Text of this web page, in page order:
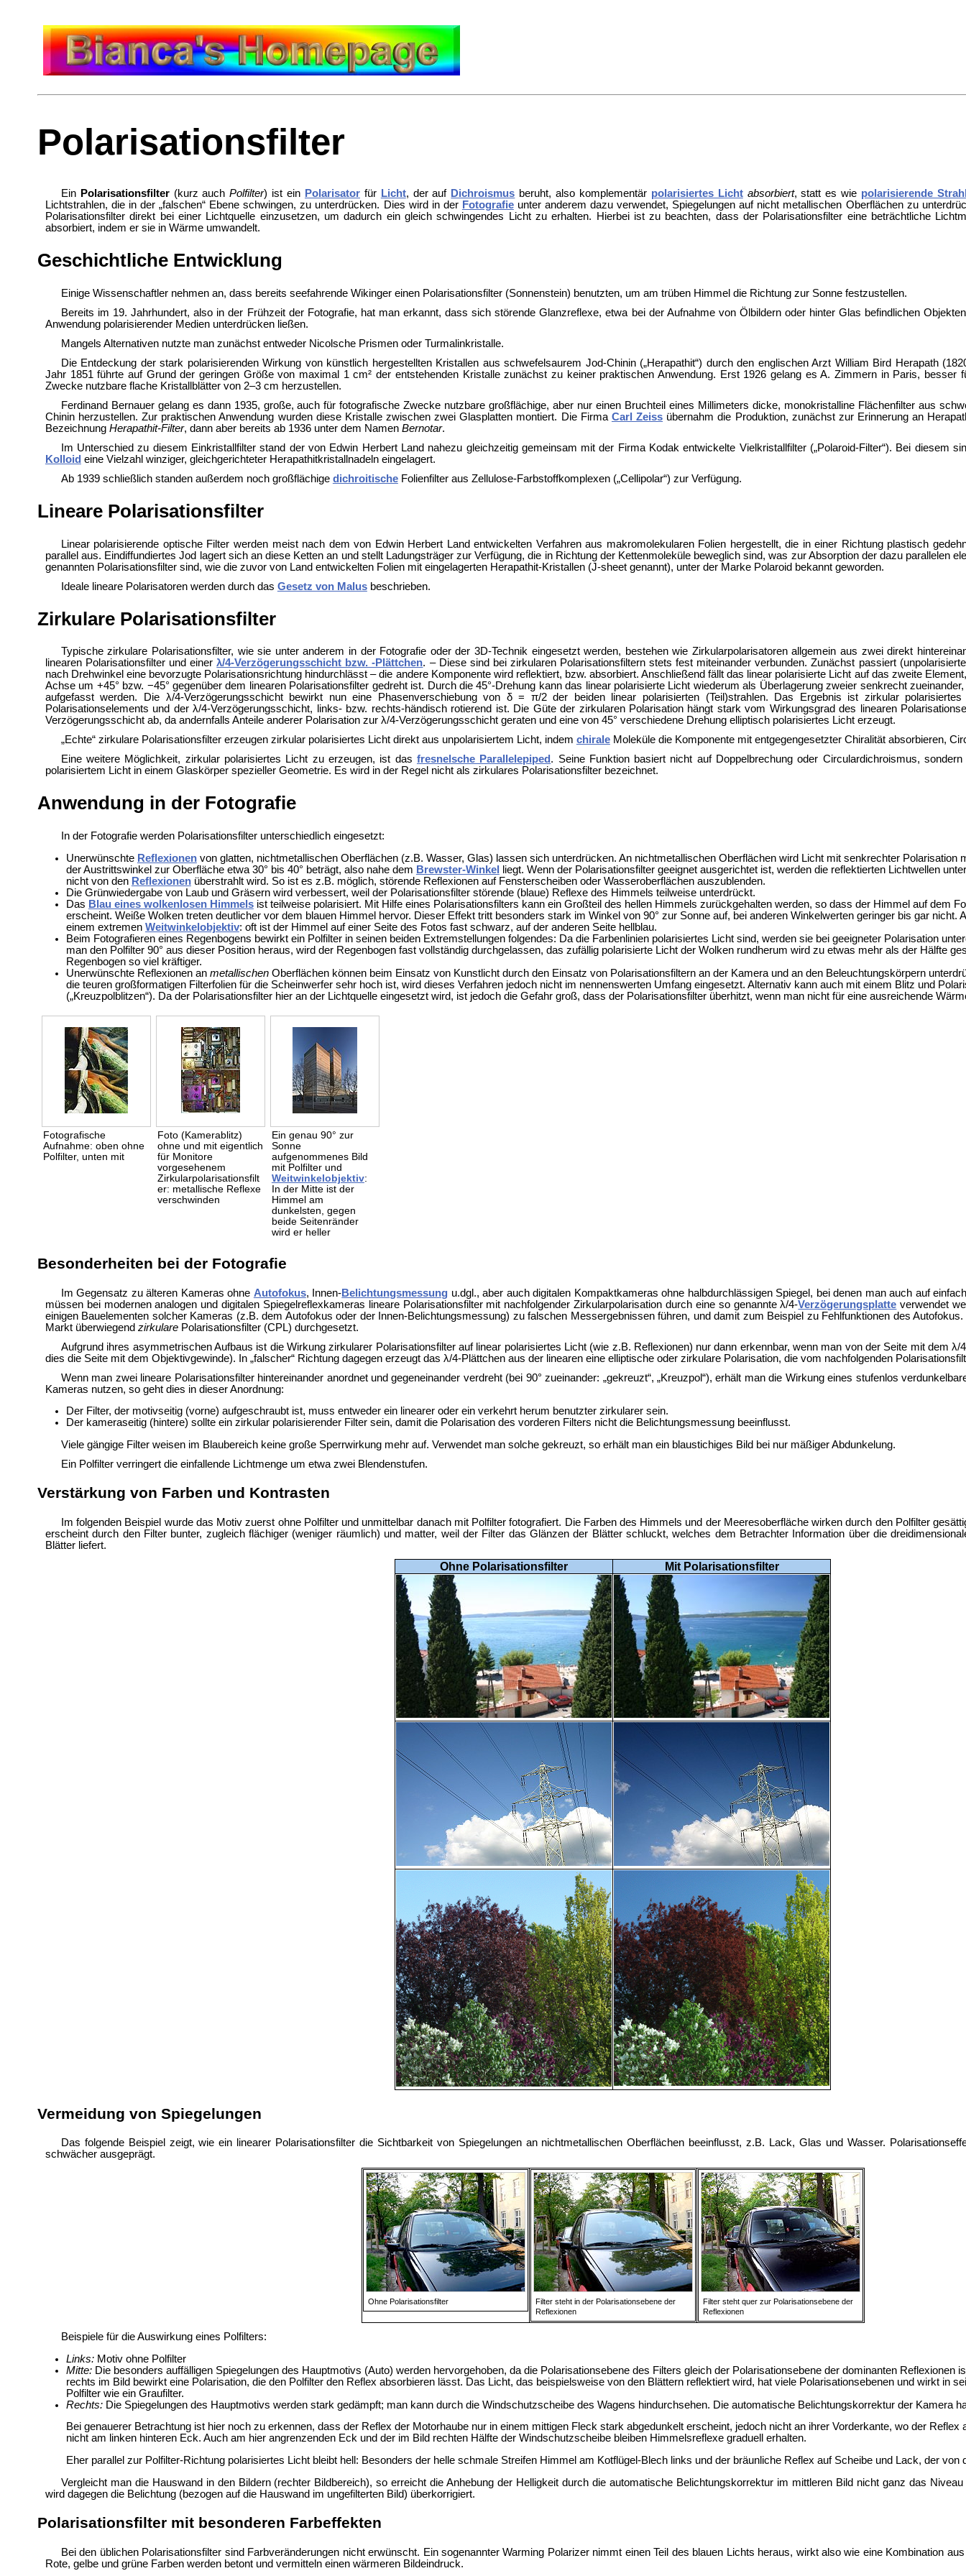
Polarisationsfilter
Ein Polarisationsfilter(kurz auchPolfilter) ist ein Polarisator für Licht, der auf Dichroismus beruht, also komplementär polarisiertes Licht absorbiert, statt es wie polarisierende
Lichtstrahlen, die in der „falschen“ Ebene schwingen, zu unterdrücken. Dies wird in der Fotografieunter anderem dazu verwendet, Spiegelungen auf nicht metallischen Oberflächen zu
Polarisationsfilter direkt bei einer Lichtquelle einzusetzen, um dadurch ein gleich schwingendes Licht zu erhalten. Hierbei ist zu beachten, dass der Polarisationsfilter eine beträchtliche
absorbiert, indem er sie in Wärme umwandelt.
Geschichtliche Entwicklung
Einige Wissenschaftler nehmen an, dass bereits seefahrende Wikinger einen Polarisationsfilter (Sonnenstein) benutzten, um am trüben Himmel die Richtung zur Sonne festzustellen.
Bereits im 19. Jahrhundert, also in der Frühzeit der Fotografie, hat man erkannt, dass sich störende Glanzreflexe, etwa bei der Aufnahme von Ölbildern oder hinter Glas befindlichen
Anwendung polarisierender Medien unterdrücken ließen.
Mangels Alternativen nutzte man zunächst entweder Nicolsche Prismen oder Turmalinkristalle.
Die Entdeckung der stark polarisierenden Wirkung von künstlich hergestellten Kristallen aus schwefelsaurem Jod-Chinin („Herapathit“) durch den englischen Arzt William Bird Herapath
Jahr 1851 führte auf Grund der geringen Größe von maximal 1 cm² der entstehenden Kristalle zunächst zu keiner praktischen Anwendung. Erst 1926 gelang es A. Zimmern in Paris, besser
Zwecke nutzbare flache Kristallblätter von 2–3 cm herzustellen.
Ferdinand Bernauer gelang es dann 1935, große, auch für fotografische Zwecke nutzbare großflächige, aber nur einen Bruchteil eines Millimeters dicke, monokristalline Flächenfilter aus
Chinin herzustellen. Zur praktischen Anwendung wurden diese Kristalle zwischen zwei Glasplatten montiert. Die Firma Carl Zeiss übernahm die Produktion, zunächst zur Erinnerung an
Bezeichnung Herapathit-Filter, dann aber bereits ab 1936 unter dem Namen Bernotar.
Im Unterschied zu diesem Einkristallfilter stand der von Edwin Herbert Land nahezu gleichzeitig gemeinsam mit der Firma Kodak entwickelte Vielkristallfilter („Polaroid-Filter“). Bei diesem
Kolloid eine Vielzahl winziger, gleichgerichteter Herapathitkristallnadeln eingelagert.
Ab 1939 schließlich standen außerdem noch großflächige dichroitischeFolienfilter aus Zellulose-Farbstoffkomplexen („Cellipolar“) zur Verfügung.
Lineare Polarisationsfilter
Linear polarisierende optische Filter werden meist nach dem von Edwin Herbert Land entwickelten Verfahren aus makromolekularen Folien hergestellt, die in einer Richtung plastisch
parallel aus. Eindiffundiertes Jod lagert sich an diese Ketten an und stellt Ladungsträger zur Verfügung, die in Richtung der Kettenmoleküle beweglich sind, was zur Absorption der dazu parallelen
genannten Polarisationsfilter sind, wie die zuvor von Land entwickelten Folien mit eingelagerten Herapathit-Kristallen (J-sheet genannt), unter der Marke Polaroid bekannt geworden.
Ideale lineare Polarisatoren werden durch das Gesetz von Malusbeschrieben.
Zirkulare Polarisationsfilter
Typische zirkulare Polarisationsfilter, wie sie unter anderem in der Fotografie oder der 3D-Technik eingesetzt werden, bestehen wie Zirkularpolarisatoren allgemein aus zwei direkt
linearen Polarisationsfilter und einerλ/4-Verzögerungsschicht bzw. -Plättchen. – Diese sind bei zirkularen Polarisationsfiltern stets fest miteinander verbunden. Zunächst passiert
nach Drehwinkel eine bevorzugte Polarisationsrichtung hindurchlässt – die andere Komponente wird reflektiert, bzw. absorbiert. Anschließend fällt das linear polarisierte Licht auf das zweite
Achse um +45° bzw. −45° gegenüber dem linearen Polarisationsfilter gedreht ist. Durch die 45°-Drehung kann das linear polarisierte Licht wiederum als Überlagerung zweier senkrecht
aufgefasst werden. Die λ/4-Verzögerungsschicht bewirkt nun eine Phasenverschiebung von δ = π/2 der beiden linear polarisierten (Teil)strahlen. Das Ergebnis ist zirkular
Polarisationselements und der λ/4-Verzögerungsschicht, links- bzw. rechts-händisch rotierend ist. Die Güte der zirkularen Polarisation hängt stark vom Wirkungsgrad des linearen
Verzögerungsschicht ab, da andernfalls Anteile anderer Polarisation zur λ/4-Verzögerungsschicht geraten und eine von 45° verschiedene Drehung elliptisch polarisiertes Licht erzeugt.
„Echte“ zirkulare Polarisationsfilter erzeugen zirkular polarisiertes Licht direkt aus unpolarisiertem Licht, indem chiraleMoleküle die Komponente mit entgegengesetzter Chiralität absorbieren,
Eine weitere Möglichkeit, zirkular polarisiertes Licht zu erzeugen, ist das fresnelsche Parallelepiped . Seine Funktion basiert nicht auf Doppelbrechung oder Circulardichroismus,
polarisiertem Licht in einem Glaskörper spezieller Geometrie. Es wird in der Regel nicht als zirkulares Polarisationsfilter bezeichnet.
Anwendung in der Fotografie
In der Fotografie werden Polarisationsfilter unterschiedlich eingesetzt:
Unerwünschte Reflexionenvon glatten, nichtmetallischen Oberflächen (z.B. Wasser, Glas) lassen sich unterdrücken. An nichtmetallischen Oberflächen wird Licht mit senkrechter Polarisation
der Austrittswinkel zur Oberfläche etwa 30° bis 40° beträgt, also nahe dem Brewster-Winkel
liegt. Wenn der Polarisationsfilter geeignet ausgerichtet ist, werden die reflektierten Lichtwellen
nicht von den Reflexionenüberstrahlt wird. So ist es z.B. möglich, störende Reflexionen auf Fensterscheiben oder Wasseroberflächen auszublenden.
Die Grünwiedergabe von Laub und Gräsern wird verbessert, weil der Polarisationsfilter störende (blaue) Reflexe des Himmels teilweise unterdrückt.
Das Blau eines wolkenlosen Himmelsist teilweise polarisiert. Mit Hilfe eines Polarisationsfilters kann ein Großteil des hellen Himmels zurückgehalten werden, so dass der Himmel auf dem
erscheint. Weiße Wolken treten deutlicher vor dem blauen Himmel hervor. Dieser Effekt tritt besonders stark im Winkel von 90° zur Sonne auf, bei anderen Winkelwerten geringer bis gar nicht.
einem extremen Weitwinkelobjektiv: oft ist der Himmel auf einer Seite des Fotos fast schwarz, auf der anderen Seite hellblau.
Beim Fotografieren eines Regenbogens bewirkt ein Polfilter in seinen beiden Extremstellungen folgendes: Da die Farbenlinien polarisiertes Licht sind, werden sie bei geeigneter Polarisation
man den Polfilter 90° aus dieser Position heraus, wird der Regenbogen fast vollständig durchgelassen, das zufällig polarisierte Licht der Wolken rundherum wird zu etwas mehr als der Hälfte
Regenbogen so viel kräftiger.
Unerwünschte Reflexionen an metallischenOberflächen können beim Einsatz von Kunstlicht durch den Einsatz von Polarisationsfiltern an der Kamera und an den Beleuchtungskörpern
die teuren großformatigen Filterfolien für die Scheinwerfer sehr hoch ist, wird dieses Verfahren jedoch nicht im nennenswerten Umfang eingesetzt. Alternativ kann auch mit einem Blitz und
(„Kreuzpolblitzen“). Da der Polarisationsfilter hier an der Lichtquelle eingesetzt wird, ist jedoch die Gefahr groß, dass der Polarisationsfilter überhitzt, wenn man nicht für eine ausreichende
Fotografische
Aufnahme: oben ohne
Polfilter, unten mit
Foto (Kamerablitz)
ohne und mit eigentlich
für Monitore
vorgesehenem
Zirkularpolarisationsfilt
er: metallische Reflexe
verschwinden
Ein genau 90° zur
Sonne
aufgenommenes Bild
mit Polfilter und
Weitwinkelobjektiv:
In der Mitte ist der
Himmel am
dunkelsten, gegen
beide Seitenränder
wird er heller
Besonderheiten bei der Fotografie
Im Gegensatz zu älteren Kameras ohne Autofokus, Innen-Belichtungsmessung u.dgl., aber auch digitalen Kompaktkameras ohne halbdurchlässigen Spiegel, bei denen man auch auf
müssen bei modernen analogen und digitalen Spiegelreflexkameras lineare Polarisationsfilter mit nachfolgender Zirkularpolarisation durch eine so genannte λ/4-Verzögerungsplatte verwendet
einigen Bauelementen solcher Kameras (z.B. dem Autofokus oder der Innen-Belichtungsmessung) zu falschen Messergebnissen führen, und damit zum Beispiel zu Fehlfunktionen des
Markt überwiegend zirkularePolarisationsfilter (CPL) durchgesetzt.
Aufgrund ihres asymmetrischen Aufbaus ist die Wirkung zirkularer Polarisationsfilter auf linear polarisiertes Licht (wie z.B. Reflexionen) nur dann erkennbar, wenn man von der Seite mit dem
dies die Seite mit dem Objektivgewinde). In „falscher“ Richtung dagegen erzeugt das λ/4-Plättchen aus der linearen eine elliptische oder zirkulare Polarisation, die vom nachfolgenden
Wenn man zwei lineare Polarisationsfilter hintereinander anordnet und gegeneinander verdreht (bei 90° zueinander: „gekreuzt“, „Kreuzpol“), erhält man die Wirkung eines stufenlos
Kameras nutzen, so geht dies in dieser Anordnung:
Der Filter, der motivseitig (vorne) aufgeschraubt ist, muss entweder ein linearer oder ein verkehrt herum benutzter zirkularer sein.
Der kameraseitig (hintere) sollte ein zirkular polarisierender Filter sein, damit die Polarisation des vorderen Filters nicht die Belichtungsmessung beeinflusst.
Viele gängige Filter weisen im Blaubereich keine große Sperrwirkung mehr auf. Verwendet man solche gekreuzt, so erhält man ein blaustichiges Bild bei nur mäßiger Abdunkelung.
Ein Polfilter verringert die einfallende Lichtmenge um etwa zwei Blendenstufen.
Verstärkung von Farben und Kontrasten
Im folgenden Beispiel wurde das Motiv zuerst ohne Polfilter und unmittelbar danach mit Polfilter fotografiert. Die Farben des Himmels und der Meeresoberfläche wirken durch den Polfilter
erscheint durch den Filter bunter, zugleich flächiger (weniger räumlich) und matter, weil der Filter das Glänzen der Blätter schluckt, welches dem Betrachter Information über die
Blätter liefert.
Ohne Polarisationsfilter Mit Polarisationsfilter
Vermeidung von Spiegelungen
Das folgende Beispiel zeigt, wie ein linearer Polarisationsfilter die Sichtbarkeit von Spiegelungen an nichtmetallischen Oberflächen beeinflusst, z.B. Lack, Glas und Wasser.
schwächer ausgeprägt.
Ohne Polarisationsfilter
Filter steht in der Polarisationsebene der
Reflexionen
Filter steht quer zur Polarisationsebene der
Reflexionen
Beispiele für die Auswirkung eines Polfilters:
Links:Motiv ohne Polfilter
Mitte:Die besonders auffälligen Spiegelungen des Hauptmotivs (Auto) werden hervorgehoben, da die Polarisationsebene des Filters gleich der Polarisationsebene der dominanten Reflexionen
rechts im Bild bewirkt eine Polarisation, die den Polfilter den Reflex absorbieren lässt. Das Licht, das beispielsweise von den Blättern reflektiert wird, hat viele Polarisationsebenen und wirkt in
Polfilter wie ein Graufilter.
Rechts:Die Spiegelungen des Hauptmotivs werden stark gedämpft; man kann durch die Windschutzscheibe des Wagens hindurchsehen. Die automatische Belichtungskorrektur der Kamera
Bei genauerer Betrachtung ist hier noch zu erkennen, dass der Reflex der Motorhaube nur in einem mittigen Fleck stark abgedunkelt erscheint, jedoch nicht an ihrer Vorderkante, wo der
nicht am linken hinteren Eck. Auch am hier angrenzenden Eck und der im Bild rechten Hälfte der Windschutzscheibe bleiben Himmelsreflexe graduell erhalten.
Eher parallel zur Polfilter-Richtung polarisiertes Licht bleibt hell: Besonders der helle schmale Streifen Himmel am Kotflügel-Blech links und der bräunliche Reflex auf Scheibe und Lack, der
Vergleicht man die Hauswand in den Bildern (rechter Bildbereich), so erreicht die Anhebung der Helligkeit durch die automatische Belichtungskorrektur im mittleren Bild nicht ganz das
wird dagegen die Belichtung (bezogen auf die Hauswand im ungefilterten Bild) überkorrigiert.
Polarisationsfilter mit besonderen Farbeffekten
Bei den üblichen Polarisationsfilter sind Farbveränderungen nicht erwünscht. Ein sogenannter Warming Polarizer nimmt einen Teil des blauen Lichts heraus, wirkt also wie eine Kombination
Rote, gelbe und grüne Farben werden betont und vermitteln einen wärmeren Bildeindruck.